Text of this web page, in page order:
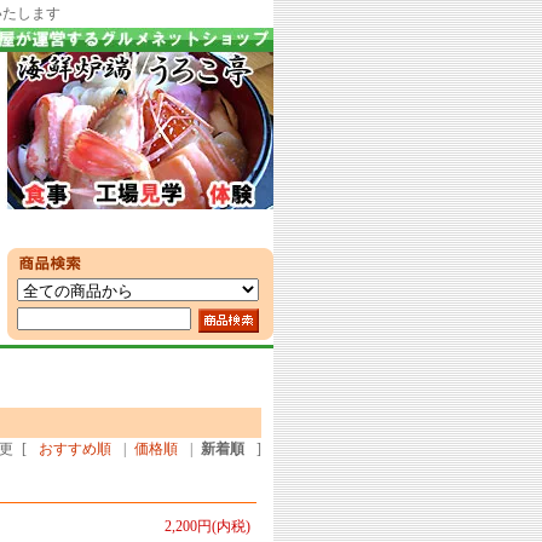
します
[ おすすめ順 価格順 新着順 ]
2,200円(内税)